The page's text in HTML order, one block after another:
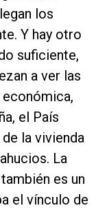
los
Y hay otro
suficiente,
a ver las
el País
la vivienda
La
es un
el vínculo de